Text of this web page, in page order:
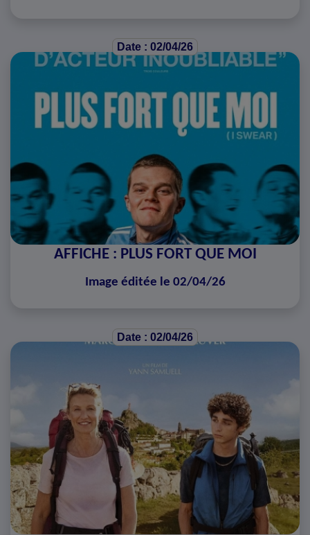
Date : 02/04/26
AFFICHE : PLUS FORT QUE MOI
Image éditée le 02/04/26
Date : 02/04/26